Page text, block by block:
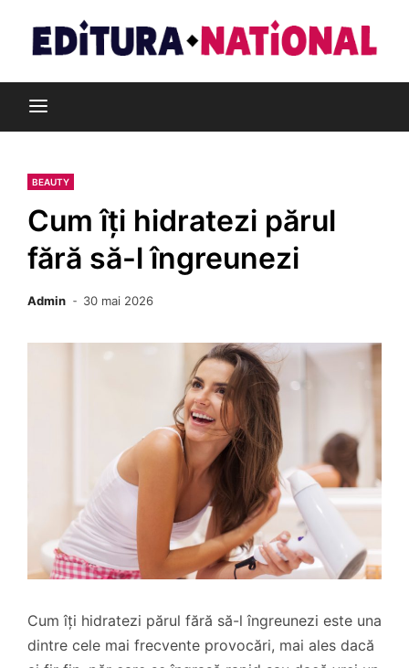
content
Editura Național
BEAUTY
Cum îți hidratezi părul
fără să-l îngreunezi
Admin 30 mai 2026
Cum îți hidratezi părul fără să-l îngreunezi este una
dintre cele mai frecvente provocări, mai ales dacă